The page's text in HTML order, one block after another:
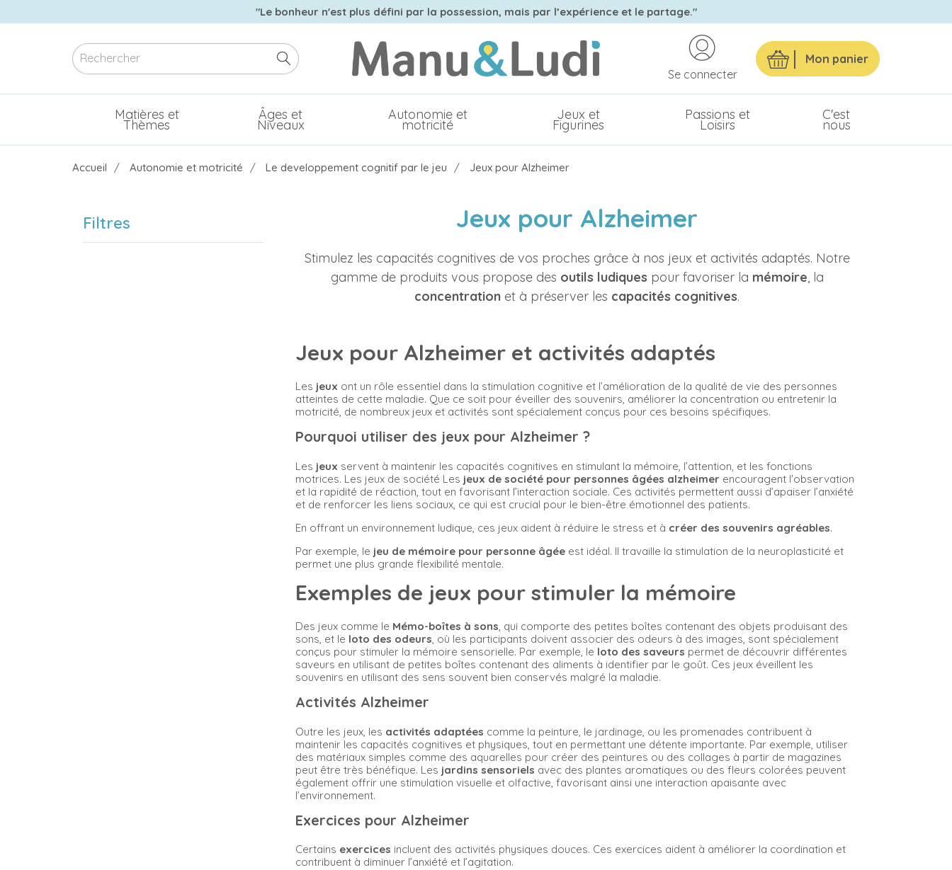
"Le bonheur n'est plus défini par la possession, mais par l’expérience et le partage."
Mon panier
Se connecter
Matières et
Thèmes
Âges et
Niveaux
Autonomie et
motricité
Jeux et
Figurines
Passions et
Loisirs
C'est
nous
Accueil Autonomie et motricité Le developpement cognitif par le jeu Jeux pour Alzheimer
Filtres Jeux pour Alzheimer
Stimulez les capacités cognitives de vos proches grâce à nos jeux et activités adaptés. Notre
gamme de produits vous propose des outils ludiques pour favoriser la mémoire , la
concentration et à préserver les capacités cognitives.
Jeux pour Alzheimer et activités adaptés
Les jeux ont un rôle essentiel dans la stimulation cognitive et l’amélioration de la qualité de vie des personnes
atteintes de cette maladie. Que ce soit pour éveiller des souvenirs, améliorer la concentration ou entretenir la
motricité, de nombreux jeux et activités sont spécialement conçus pour ces besoins spécifiques.
Pourquoi utiliser des jeux pour Alzheimer ?
Les jeux servent à maintenir les capacités cognitives en stimulant la mémoire, l’attention, et les fonctions
motrices. Les jeux de société Les jeux de société pour personnes âgées alzheimer encouragent l'observation
et la rapidité de réaction, tout en favorisant l’interaction sociale. Ces activités permettent aussi d’apaiser l’anxiété
et de renforcer les liens sociaux, ce qui est crucial pour le bien-être émotionnel des patients.
En offrant un environnement ludique, ces jeux aident à réduire le stress et à créer des souvenirs agréables.
Par exemple, le jeu de mémoire pour personne âgée est idéal. Il travaille la stimulation de la neuroplasticité et
permet une plus grande flexibilité mentale.
Exemples de jeux pour stimuler la mémoire
Des jeux comme le Mémo-boîtes à sons, qui comporte des petites boîtes contenant des objets produisant des
sons, et le loto des odeurs, où les participants doivent associer des odeurs à des images, sont spécialement
conçus pour stimuler la mémoire sensorielle. Par exemple, le loto des saveurs permet de découvrir différentes
saveurs en utilisant de petites boîtes contenant des aliments à identifier par le goût. Ces jeux éveillent les
souvenirs en utilisant des sens souvent bien conservés malgré la maladie.
Activités Alzheimer
Outre les jeux, les activités adaptées comme la peinture, le jardinage, ou les promenades contribuent à
maintenir les capacités cognitives et physiques, tout en permettant une détente importante. Par exemple, utiliser
des matériaux simples comme des aquarelles pour créer des peintures ou des collages à partir de magazines
peut être très bénéfique. Les jardins sensoriels avec des plantes aromatiques ou des fleurs colorées peuvent
également offrir une stimulation visuelle et olfactive, favorisant ainsi une interaction apaisante avec
l’environnement.
Exercices pour Alzheimer
Certains exercices incluent des activités physiques douces. Ces exercices aident à améliorer la coordination et
contribuent à diminuer l’anxiété et l’agitation.